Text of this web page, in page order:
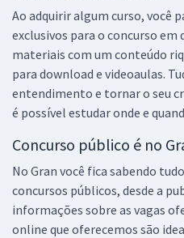
Ao adquirir algum curso, você
exclusivos para o concurso em
materiais com um conteúdo
para download e videoaulas.
entendimento e tornar o seu
é possível estudar onde e
Concurso público é no
No Gran você fica sabendo
concursos públicos, desde a
informações sobre as vagas
online que oferecemos são